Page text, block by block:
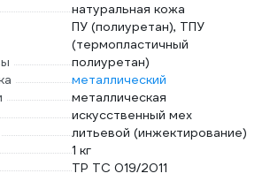
натуральная кожа
ПУ (полиуретан), ТПУ
(термопластичный
полиуретан)
металлический
металлическая
искусственный мех
литьевой (инжектирование)
1 кг
ТР ТС 019/2011